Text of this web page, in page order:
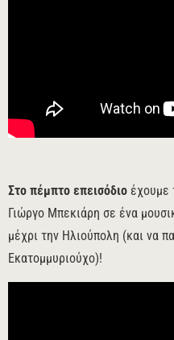
Στο πέμπτο επεισόδιο έχουμε
Γιώργο Μπεκιάρη σε ένα
μέχρι την Ηλιούπολη (και να
Εκατομμυριούχο)!